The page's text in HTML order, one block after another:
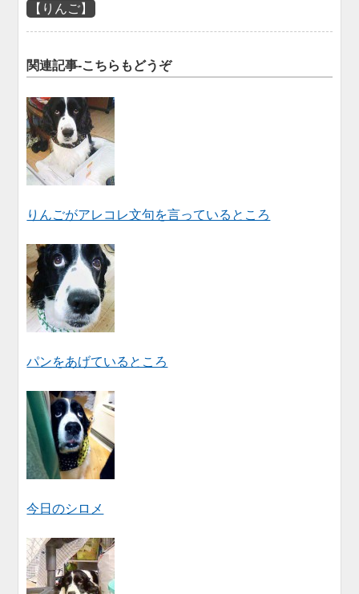
【りんご】
関連記事-こちらもどうぞ
りんごがアレコレ文句を言っているところ
パンをあげているところ
今日のシロメ